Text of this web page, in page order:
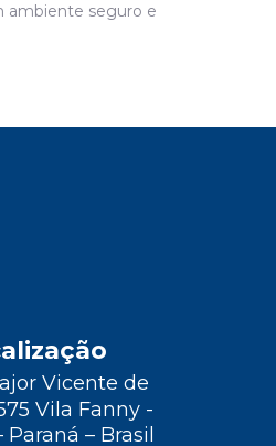
ambiente seguro e
Vicente de
Vila Fanny -
– Brasil